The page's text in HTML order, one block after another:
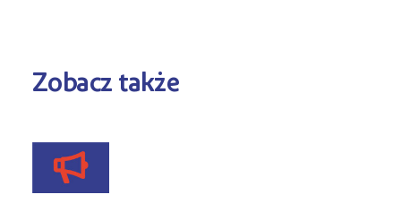
Zobacz także